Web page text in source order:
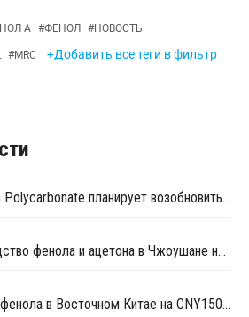
А #ФЕНОЛ #НОВОСТЬ
#MRC +Добавить все теги в фильтр
Henan Pingmei Shenma Polycarbonate планирует возобновить производство БФА в Китае
ZPC закрыла производство фенола и ацетона в Чжоушане на ремонт
Sinopec понизил цены фенола в Восточном Китае на CNY150 за тонну